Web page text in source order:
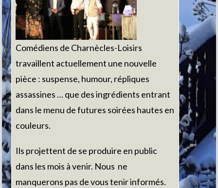
Comédiens de Charnècles-Loisirs
travaillent actuellement une nouvelle
pièce : suspense, humour, répliques
assassines … que des ingrédients entrant
dans le menu de futures soirées hautes en
couleurs.
Ils projettent de se produire en public
dans les mois à venir. Nous ne
manquerons pas de vous tenir informés.